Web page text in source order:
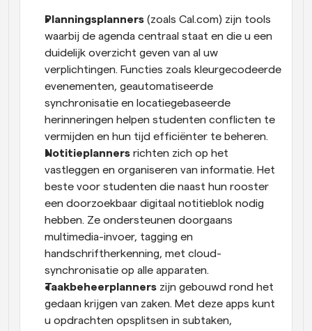
Planningsplanners (zoals Cal.com) zijn tools
waarbij de agenda centraal staat en die u een
duidelijk overzicht geven van al uw
verplichtingen. Functies zoals kleurgecodeerde
evenementen, geautomatiseerde
synchronisatie en locatiegebaseerde
herinneringen helpen studenten conflicten te
vermijden en hun tijd efficiënter te beheren.
Notitieplanners richten zich op het
vastleggen en organiseren van informatie. Het
beste voor studenten die naast hun rooster
een doorzoekbaar digitaal notitieblok nodig
hebben. Ze ondersteunen doorgaans
multimedia-invoer, tagging en
handschriftherkenning, met cloud-
synchronisatie op alle apparaten.
Taakbeheerplanners zijn gebouwd rond het
gedaan krijgen van zaken. Met deze apps kunt
u opdrachten opsplitsen in subtaken,